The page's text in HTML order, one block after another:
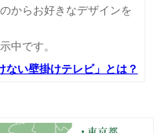
からお好きなデザインを
中です。
ない壁掛けテレビ」とは？